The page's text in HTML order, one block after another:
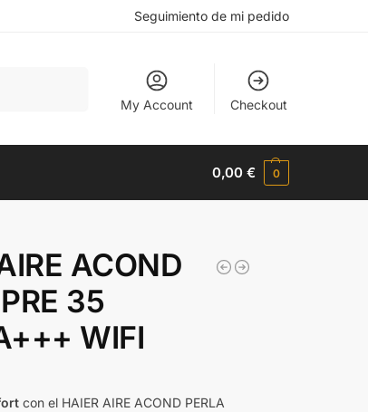
Seguimiento de mi pedido
My Account Checkout
0,00€ 0
ACOND
35
WIFI
con el HAIER AIRE ACOND PERLA